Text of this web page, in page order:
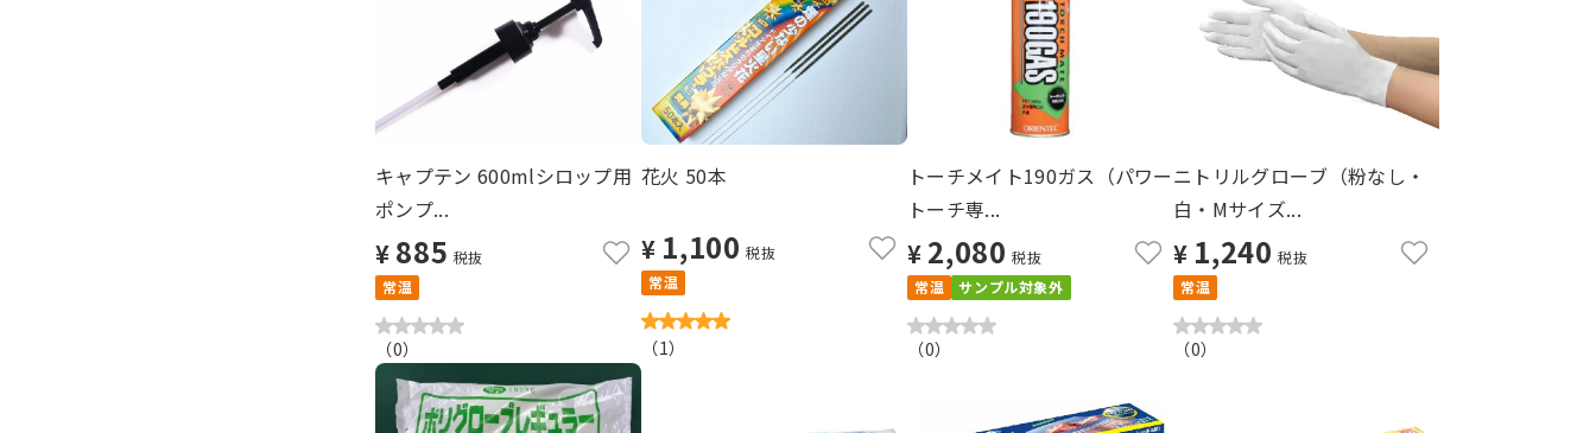
キャプテン 600mlシロップ用
ポンプ...
¥ 885 税抜
常温
（0）
花火 50本
¥ 1,100 税抜
常温
（1）
トーチメイト190ガス（パワー
トーチ専...
¥ 2,080 税抜
常温
サンプル対象外
（0）
ニトリルグローブ（粉なし・
白・Mサイズ...
¥ 1,240 税抜
常温
（0）